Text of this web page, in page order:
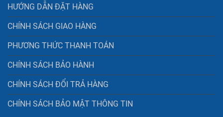
HƯỚNG DẪN ĐẶT HÀNG
CHÍNH SÁCH GIAO HÀNG
PHƯƠNG THỨC THANH TOÁN
CHÍNH SÁCH BẢO HÀNH
CHÍNH SÁCH ĐỔI TRẢ HÀNG
CHÍNH SÁCH BẢO MẬT THÔNG TIN